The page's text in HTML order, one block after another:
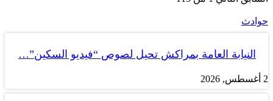
حوادث
النيابة العامة بمراكش تحيل لصوص “فيديو السكين”…
2 أغسطس, 2026